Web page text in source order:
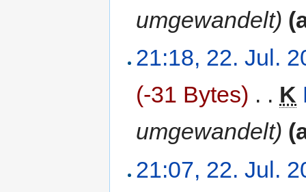
umgewandelt)
21:18, 22. Jul.
(-31 Bytes) . . K
umgewandelt)
21:07, 22. Jul.